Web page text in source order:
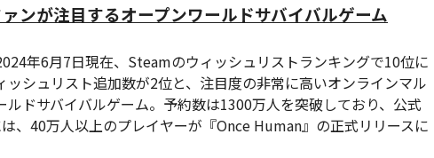
ンが注目するオープンワールドサバイバルゲーム
年6月7日現在、Steamのウィッシュリストランキングで10位に
ッシュリスト追加数が2位と、注目度の非常に高いオンラインマル
ルドサバイバルゲーム。予約数は1300万人を突破しており、公式
、40万人以上のプレイヤーが『Once Human』の正式リリースに